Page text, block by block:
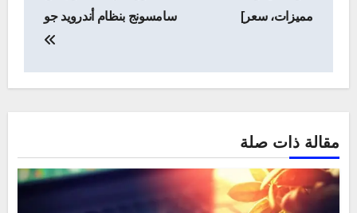
مميزات، سعر]
سامسونج بنظام أندرويد جو
مقالة ذات صلة